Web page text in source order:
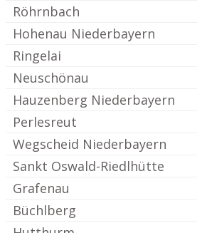
Röhrnbach
Hohenau Niederbayern
Ringelai
Neuschönau
Hauzenberg Niederbayern
Perlesreut
Wegscheid Niederbayern
Sankt Oswald-Riedlhütte
Grafenau
Büchlberg